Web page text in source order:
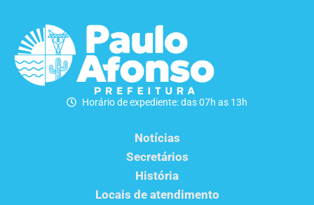
Horário de expediente: das 07h as 13h
Notícias
Secretários
História
Locais de atendimento